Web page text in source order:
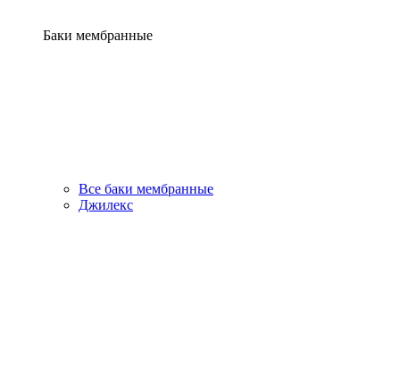
Баки мембранные
Все баки мембранные
Джилекс